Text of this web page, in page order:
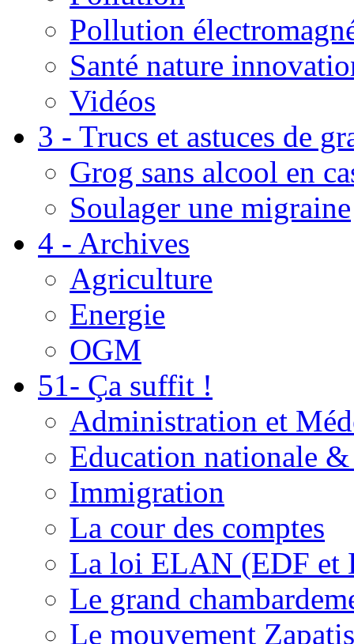
Pollution
Santé nature
Vidéos
3 - Trucs et astuces de
Grog sans alcool en
Soulager une migraine
4 - Archives
Agriculture
Energie
OGM
51- Ça suffit !
Administration et
Education nationale
Immigration
La cour des comptes
La loi ELAN (EDF et
Le grand
Le mouvement